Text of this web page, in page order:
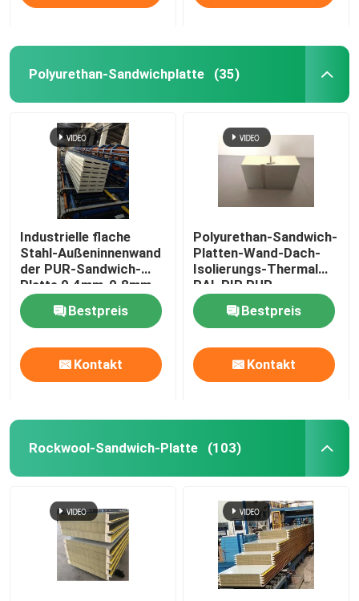
Polyurethan-Sandwichplatte (35)
Industrielle flache
Stahl-Außeninnenwand
der PUR-Sandwich-
Platte 0.4mm-0.8mm
Bestpreis
Kontakt
Polyurethan-Sandwich-
Platten-Wand-Dach-
Isolierungs-Thermal
RAL PIR PUR
Bestpreis
Kontakt
Rockwool-Sandwich-Platte (103)